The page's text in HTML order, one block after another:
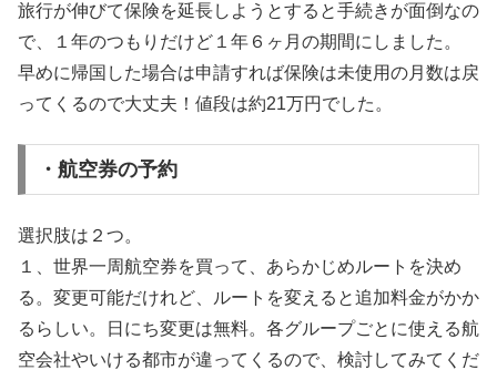
旅行が伸びて保険を延長しようとすると手続きが面倒なの
で、１年のつもりだけど１年６ヶ月の期間にしました。
早めに帰国した場合は申請すれば保険は未使用の月数は戻
ってくるので大丈夫！値段は約21万円でした。
・航空券の予約
選択肢は２つ。
１、世界一周航空券を買って、あらかじめルートを決め
る。変更可能だけれど、ルートを変えると追加料金がかか
るらしい。日にち変更は無料。各グループごとに使える航
空会社やいける都市が違ってくるので、検討してみてくだ